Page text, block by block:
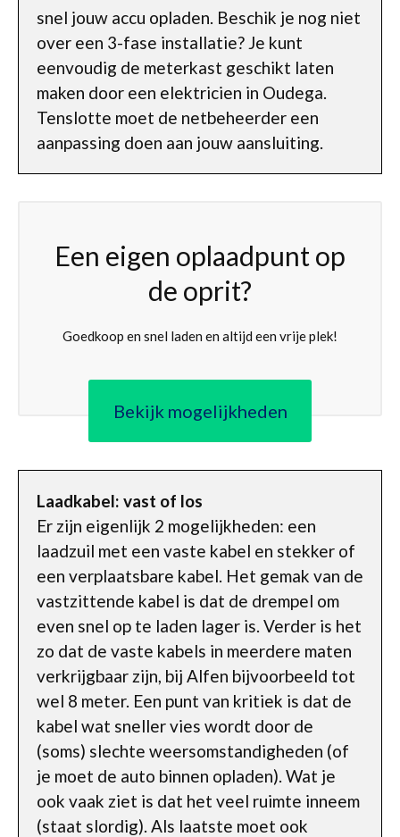
snel jouw accu opladen. Beschik je nog niet
over een 3-fase installatie? Je kunt
eenvoudig de meterkast geschikt laten
maken door een elektricien in Oudega.
Tenslotte moet de netbeheerder een
aanpassing doen aan jouw aansluiting.
Een eigen oplaadpunt op
de oprit?
Goedkoop en snel laden en altijd een vrije plek!
Bekijk mogelijkheden
Laadkabel: vast of los
Er zijn eigenlijk 2 mogelijkheden: een
laadzuil met een vaste kabel en stekker of
een verplaatsbare kabel. Het gemak van de
vastzittende kabel is dat de drempel om
even snel op te laden lager is. Verder is het
zo dat de vaste kabels in meerdere maten
verkrijgbaar zijn, bij Alfen bijvoorbeeld tot
wel 8 meter. Een punt van kritiek is dat de
kabel wat sneller vies wordt door de
(soms) slechte weersomstandigheden (of
je moet de auto binnen opladen). Wat je
ook vaak ziet is dat het veel ruimte inneem
(staat slordig). Als laatste moet ook